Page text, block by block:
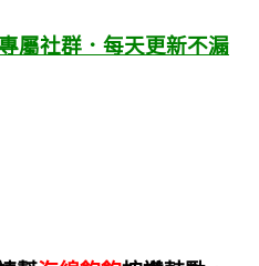
屬社群．每天更新不漏